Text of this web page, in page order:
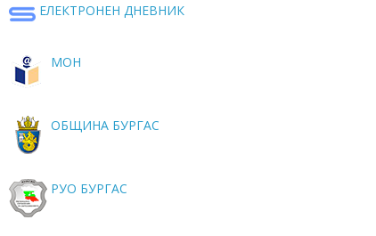
ЕЛЕКТРОНЕН ДНЕВНИК
МОН
ОБЩИНА БУРГАС
РУО БУРГАС